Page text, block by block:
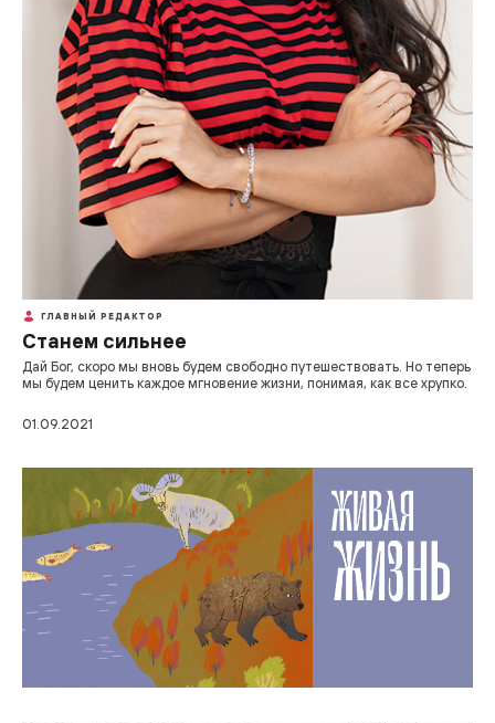
ГЛАВНЫЙ РЕДАКТОР
Станем сильнее
Дай Бог, скоро мы вновь будем свободно путешествовать. Но теперь
мы будем ценить каждое мгновение жизни, понимая, как все хрупко.
01.09.2021